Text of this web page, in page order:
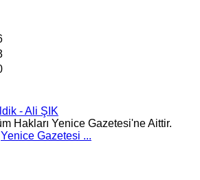
- Ali ŞIK
Hakları Yenice Gazetesi'ne Aittir.
Yenice Gazetesi ...